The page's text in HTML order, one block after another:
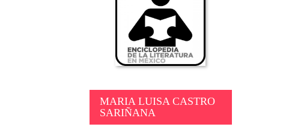
MARIA LUISA CASTRO
SARIÑANA